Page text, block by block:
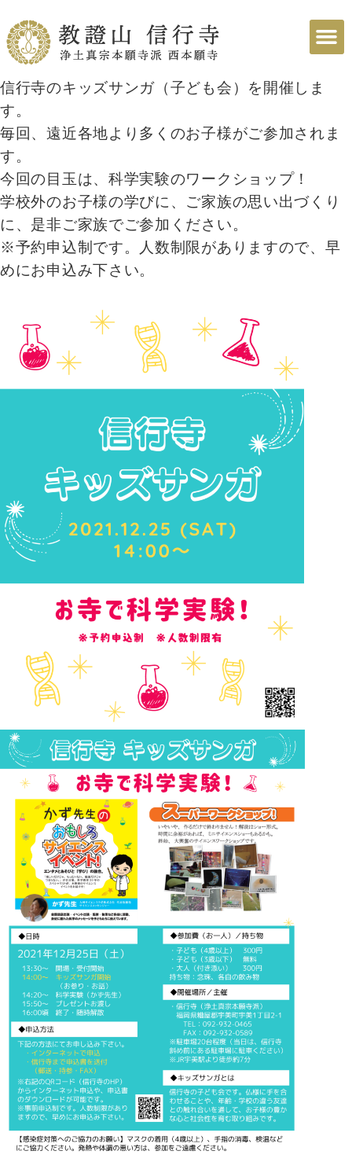
信行寺のキッズサンガ（子ども会）を開催しま
す。
毎回、遠近各地より多くのお子様がご参加されま
す。
今回の目玉は、科学実験のワークショップ！
学校外のお子様の学びに、ご家族の思い出づくり
に、是非ご家族でご参加ください。
※予約申込制です。人数制限がありますので、早
めにお申込み下さい。